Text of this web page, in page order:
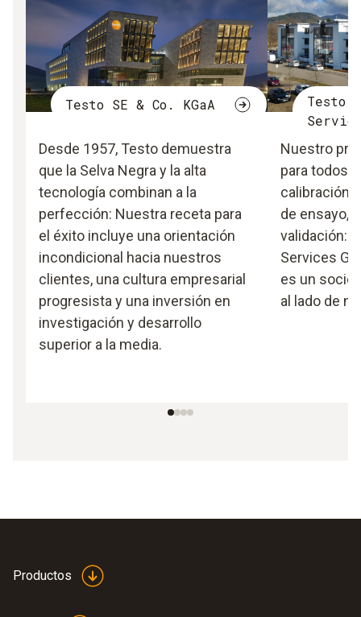
Testo SE & Co. KGaA
Desde 1957, Testo demuestra
que la Selva Negra y la alta
tecnología combinan a la
perfección: Nuestra receta para
el éxito incluye una orientación
incondicional hacia nuestros
clientes, una cultura empresarial
progresista y una inversión en
investigación y desarrollo
superior a la media.
Testo
Nuestro
para todos
calibración,
de ensayo,
validación:
Services
es un socio
al lado de
Productos